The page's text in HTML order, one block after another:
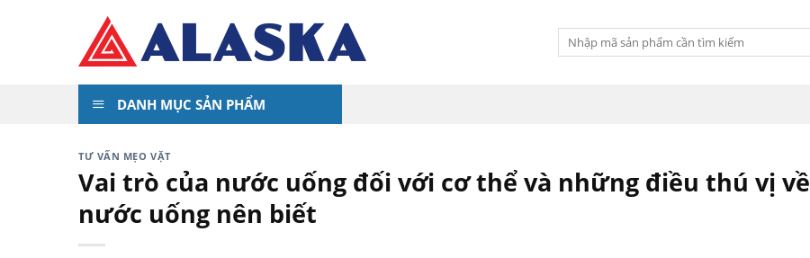
Tìm
kiếm:
DANH MỤC SẢN PHẨM
TƯ VẤN MẸO VẶT
Vai trò của nước uống đối với cơ thể và những điều thú vị về
nước uống nên biết